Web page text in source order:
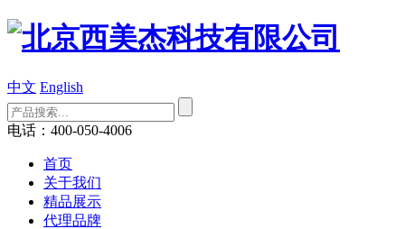
中文 English
电话：400-050-4006
首页
关于我们
精品展示
代理品牌